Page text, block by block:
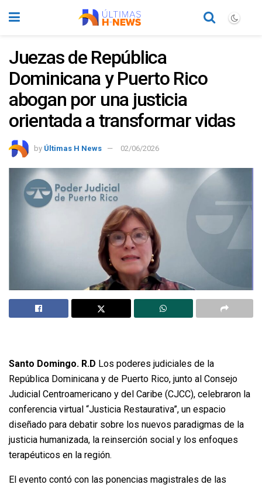
Juezas de República
Dominicana y Puerto Rico
abogan por una justicia
orientada a transformar vidas
by Últimas H News 02/06/2026
Santo Domingo. R.D Los poderes judiciales de la
República Dominicana y de Puerto Rico, junto al Consejo
Judicial Centroamericano y del Caribe (CJCC), celebraron la
conferencia virtual “Justicia Restaurativa”, un espacio
diseñado para debatir sobre los nuevos paradigmas de la
justicia humanizada, la reinserción social y los enfoques
terapéuticos en la región.
El evento contó con las ponencias magistrales de las